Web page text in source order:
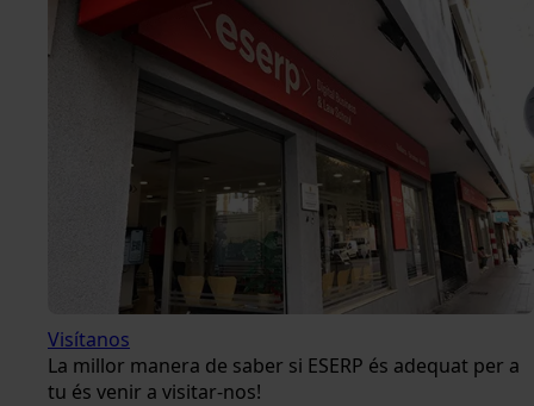
Visítanos
La millor manera de saber si ESERP és adequat per a
tu és venir a visitar-nos!